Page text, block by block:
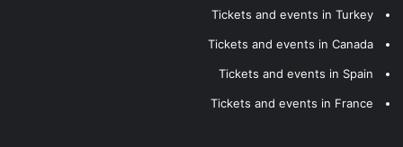
Tickets and events in Turkey
Tickets and events in Canada
Tickets and events in Spain
Tickets and events in France